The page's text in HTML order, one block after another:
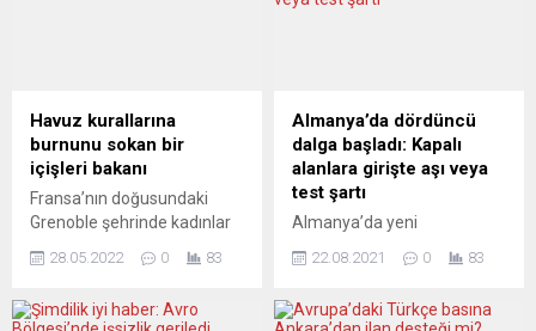
Havuz kurallarına
burnunu sokan bir
içişleri bakanı
Fransa’nın doğusundaki
Grenoble şehrinde kadınlar
havuzunda burkini
mahkemesi belediyenin bu
28.05.2022 0 83
Almanya’da dördüncü
dalga başladı: Kapalı
alanlara girişte aşı veya
test şartı
Almanya’da yeni
artış kaydetti. Pek çok
sadece aşı olmuş, hastalığı
22.08.2021 0 83